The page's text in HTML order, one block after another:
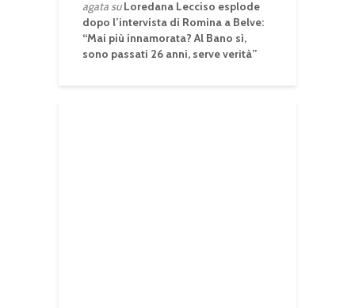
agatasuLoredana Lecciso esplode
dopo l’intervista di Romina a Belve:
“Mai più innamorata? Al Bano sì,
sono passati 26 anni, serve verità”